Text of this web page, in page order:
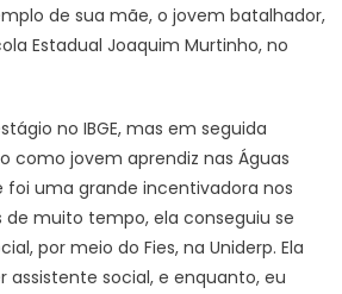
de sua mãe, o jovem batalhador,
Estadual Joaquim Murtinho, no
no IBGE, mas em seguida
como jovem aprendiz nas Águas
foi uma grande incentivadora nos
de muito tempo, ela conseguiu se
por meio do Fies, na Uniderp. Ela
assistente social, e enquanto, eu